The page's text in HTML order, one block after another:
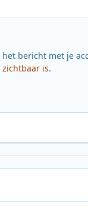
het bericht met je
is.